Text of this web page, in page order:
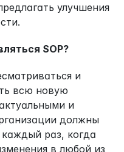
улучшения
SOP?
и
всю новую
и
должны
раз, когда
в любой из